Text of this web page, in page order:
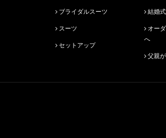
ブライダルスーツ
スーツ
セットアップ
結婚
へ
父親